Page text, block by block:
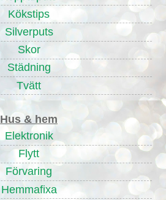
Kökstips
Silverputs
Skor
Städning
Tvätt
Hus & hem
Elektronik
Flytt
Förvaring
Hemmafixa